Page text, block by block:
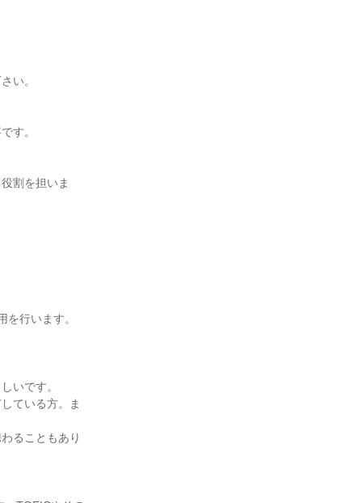
い。
す。
割を担いま
行います。
いです。
ている方。ま
ることもあり